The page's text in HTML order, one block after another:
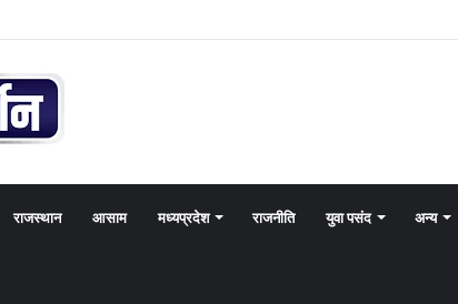
राजस्थान आसाम मध्यप्रदेश राजनीति युवा पसंद अन्य